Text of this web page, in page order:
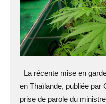
La récente mise en
en Thaïlande, publiée par
prise de parole du